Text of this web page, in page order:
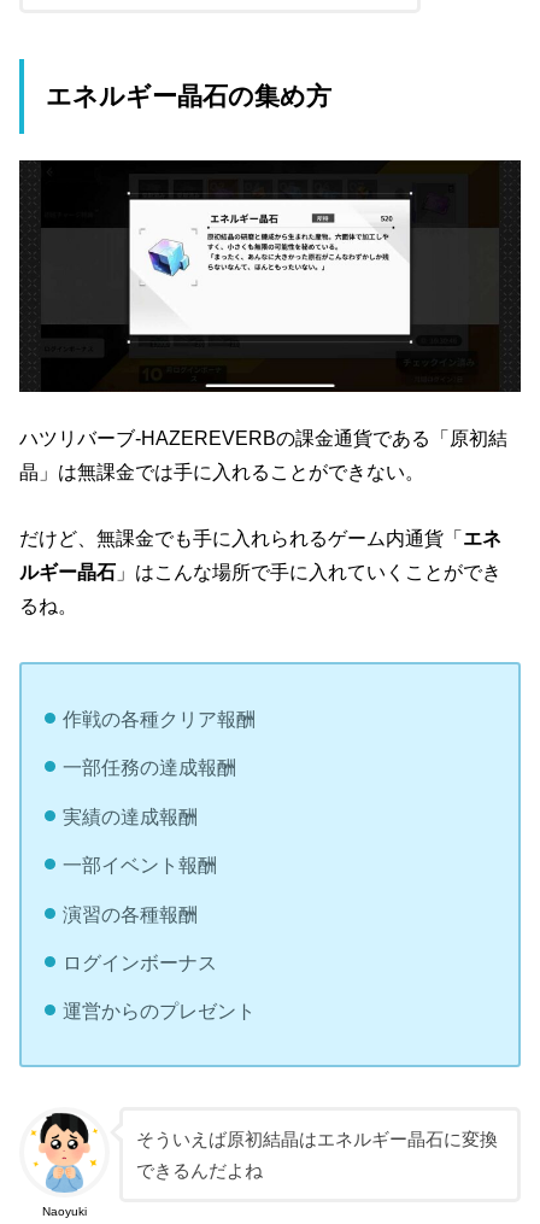
エネルギー晶石の集め方
ハツリバーブ-HAZEREVERBの課金通貨である「原初結
晶」は無課金では手に入れることができない。
だけど、無課金でも手に入れられるゲーム内通貨「エネ
ルギー晶石 」はこんな場所で手に入れていくことができ
るね。
作戦の各種クリア報酬
一部任務の達成報酬
実績の達成報酬
一部イベント報酬
演習の各種報酬
ログインボーナス
運営からのプレゼント
Naoyuki
そういえば原初結晶はエネルギー晶石に変換
できるんだよね